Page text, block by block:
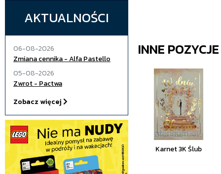
AKTUALNOŚCI
06-08-2026
Zmiana cennika - Alfa Pastello
05-08-2026
Zwrot - Pactwa
Zobacz więcej
INNE
Karnet 3K Ślub